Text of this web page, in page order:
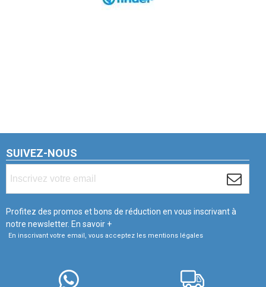
SUIVEZ-NOUS
Profitez des promos et bons de réduction en vous inscrivant à
notre newsletter. En savoir +
En inscrivant votre email, vous acceptez les mentions légales